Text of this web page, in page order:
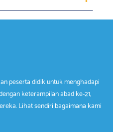
peserta didik untuk menghadapi
keterampilan abad ke-21,
Lihat sendiri bagaimana kami